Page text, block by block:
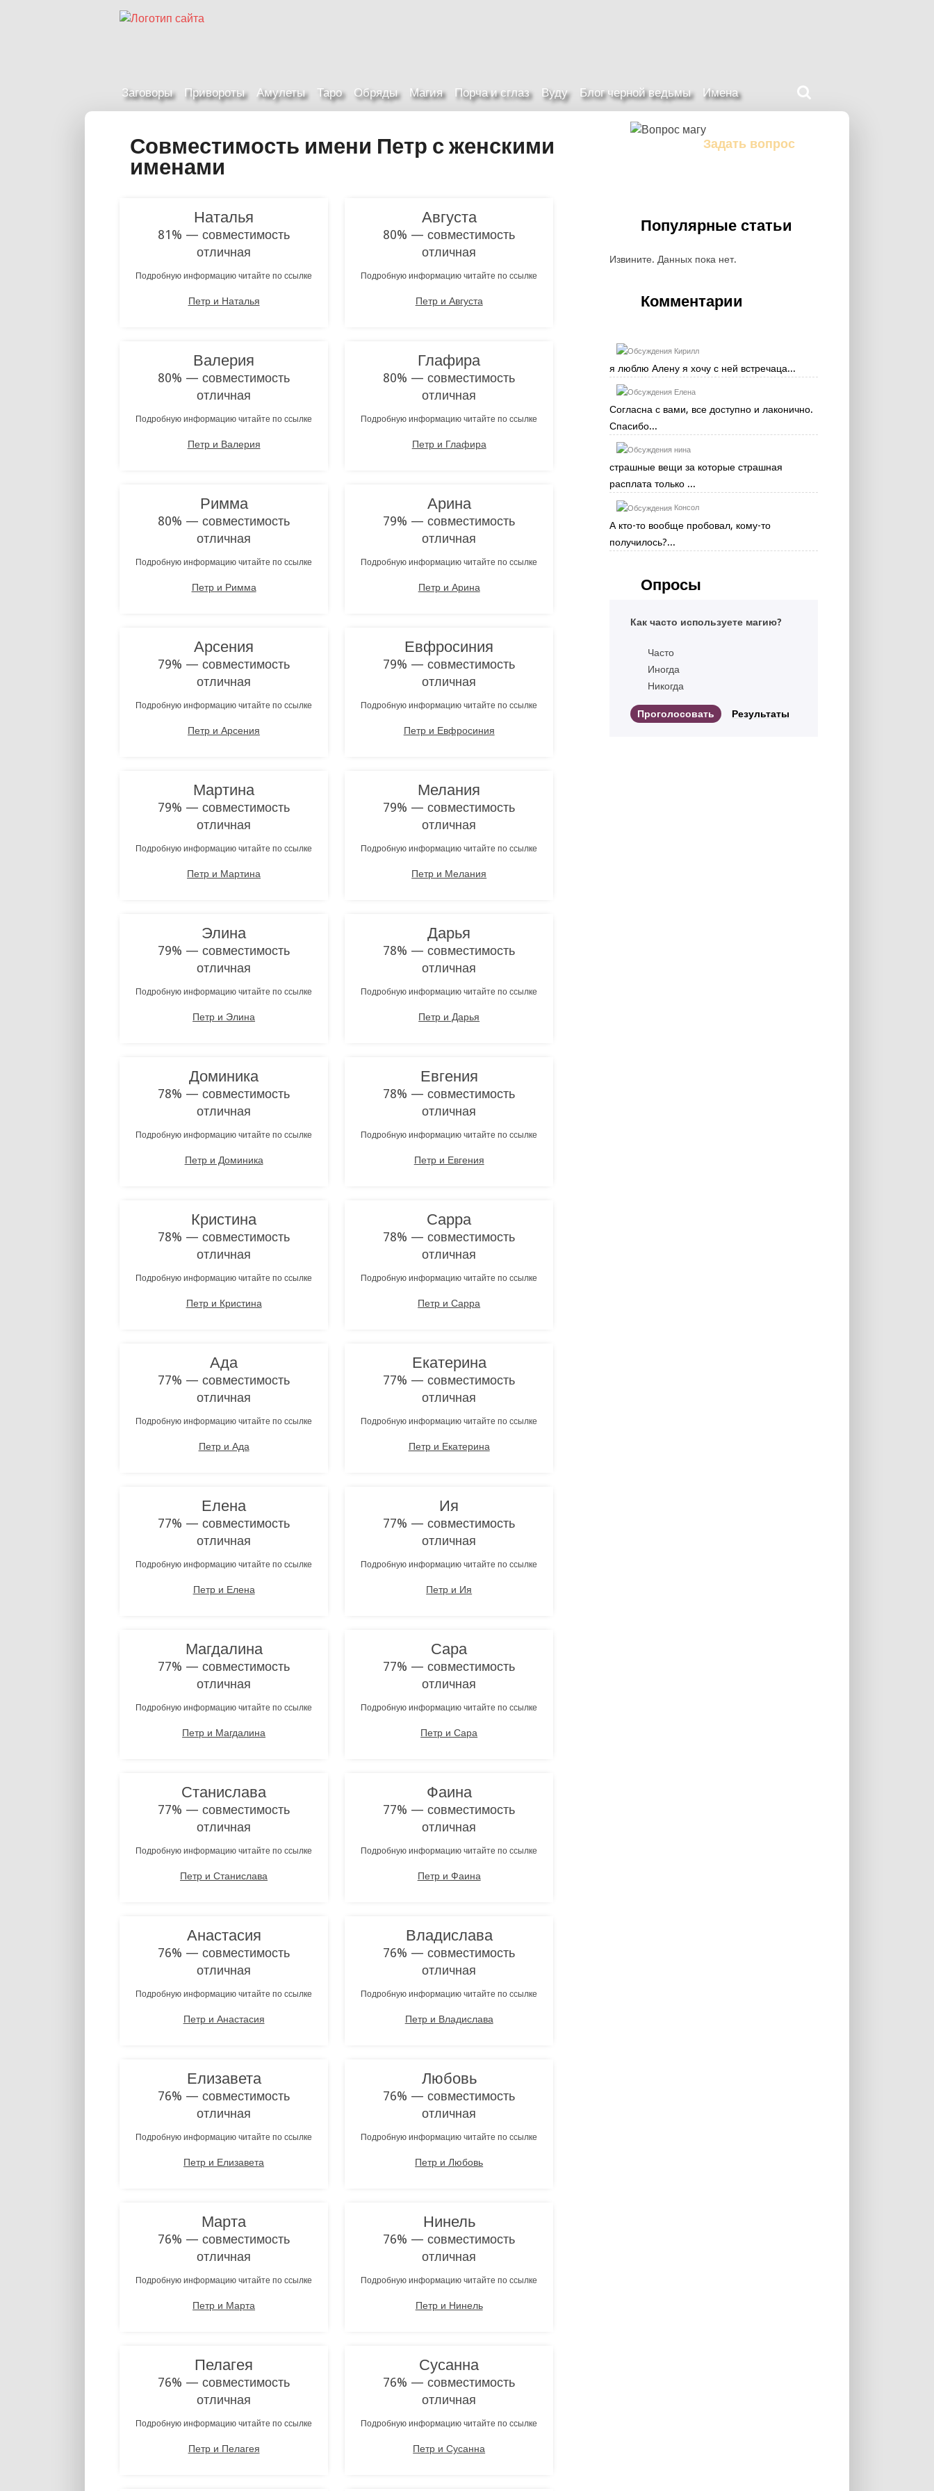
Заговоры Привороты Амулеты Таро Обряды Магия Порча и сглаз Вуду Блог черной ведьмы Имена
сайте
Совместимость имени Петр с женскими
именами
Наталья
81% — совместимость
отличная
Подробную информацию читайте по ссылке
Петр и Наталья
Августа
80% — совместимость
отличная
Подробную информацию читайте по ссылке
Петр и Августа
Валерия
80% — совместимость
отличная
Подробную информацию читайте по ссылке
Петр и Валерия
Глафира
80% — совместимость
отличная
Подробную информацию читайте по ссылке
Петр и Глафира
Римма
80% — совместимость
отличная
Подробную информацию читайте по ссылке
Петр и Римма
Арина
79% — совместимость
отличная
Подробную информацию читайте по ссылке
Петр и Арина
Арсения
79% — совместимость
отличная
Подробную информацию читайте по ссылке
Петр и Арсения
Евфросиния
79% — совместимость
отличная
Подробную информацию читайте по ссылке
Петр и Евфросиния
Мартина
79% — совместимость
отличная
Подробную информацию читайте по ссылке
Петр и Мартина
Мелания
79% — совместимость
отличная
Подробную информацию читайте по ссылке
Петр и Мелания
Элина
79% — совместимость
отличная
Подробную информацию читайте по ссылке
Петр и Элина
Дарья
78% — совместимость
отличная
Подробную информацию читайте по ссылке
Петр и Дарья
Доминика
78% — совместимость
отличная
Подробную информацию читайте по ссылке
Петр и Доминика
Евгения
78% — совместимость
отличная
Подробную информацию читайте по ссылке
Петр и Евгения
Кристина
78% — совместимость
отличная
Подробную информацию читайте по ссылке
Петр и Кристина
Сарра
78% — совместимость
отличная
Подробную информацию читайте по ссылке
Петр и Сарра
Ада
77% — совместимость
отличная
Подробную информацию читайте по ссылке
Петр и Ада
Екатерина
77% — совместимость
отличная
Подробную информацию читайте по ссылке
Петр и Екатерина
Елена
77% — совместимость
отличная
Подробную информацию читайте по ссылке
Петр и Елена
Ия
77% — совместимость
отличная
Подробную информацию читайте по ссылке
Петр и Ия
Магдалина
77% — совместимость
отличная
Подробную информацию читайте по ссылке
Петр и Магдалина
Сара
77% — совместимость
отличная
Подробную информацию читайте по ссылке
Петр и Сара
Станислава
77% — совместимость
отличная
Подробную информацию читайте по ссылке
Петр и Станислава
Фаина
77% — совместимость
отличная
Подробную информацию читайте по ссылке
Петр и Фаина
Анастасия
76% — совместимость
отличная
Подробную информацию читайте по ссылке
Петр и Анастасия
Владислава
76% — совместимость
отличная
Подробную информацию читайте по ссылке
Петр и Владислава
Елизавета
76% — совместимость
отличная
Подробную информацию читайте по ссылке
Петр и Елизавета
Любовь
76% — совместимость
отличная
Подробную информацию читайте по ссылке
Петр и Любовь
Марта
76% — совместимость
отличная
Подробную информацию читайте по ссылке
Петр и Марта
Нинель
76% — совместимость
отличная
Подробную информацию читайте по ссылке
Петр и Нинель
Пелагея
76% — совместимость
отличная
Подробную информацию читайте по ссылке
Петр и Пелагея
Сусанна
76% — совместимость
отличная
Подробную информацию читайте по ссылке
Петр и Сусанна
Задать вопрос
Популярные статьи
Извините. Данных пока нет.
Комментарии
Кирилл
я люблю Алену я хочу с ней встречаца...
Елена
Согласна с вами, все доступно и лаконично.
Спасибо...
нина
страшные вещи за которые страшная
расплата только ...
Консол
А кто-то вообще пробовал, кому-то
получилось?...
Опросы
Как часто используете магию?
Часто
Иногда
Никогда
Результаты